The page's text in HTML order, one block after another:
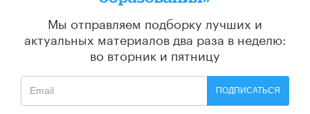
Мы отправляем подборку лучших и
актуальных материалов два раза в неделю:
во вторник и пятницу
ПОДПИСАТЬСЯ